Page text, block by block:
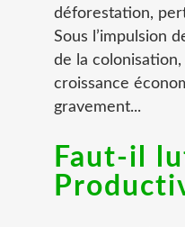
déforestation,
Sous l’impulsion
de la colonisation,
croissance
gravement...
Faut-il